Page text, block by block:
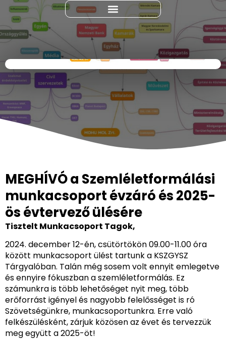
MEGHÍVÓ a Szemléletformálási
munkacsoport évzáró és 2025-
ös évtervező ülésére
Tisztelt Munkacsoport Tagok,
2024. december 12-én, csütörtökön 09.00-11.00 óra
között munkacsoport ülést tartunk a KSZGYSZ
Tárgyalóban. Talán még sosem volt ennyit emlegetve
és ennyire fókuszban a szemléletformálás. Ez
számunkra is több lehetőséget nyit meg, több
erőforrást igényel és nagyobb felelősséget is ró
Szövetségünkre, munkacsoportunkra. Erre való
felkészülésként, zárjuk közösen az évet és tervezzük
meg együtt a 2025-öt!